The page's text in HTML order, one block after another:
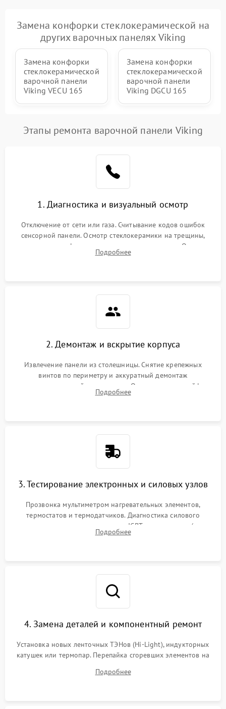
Замена конфорки стеклокерамической на
других варочных панелях Viking
Замена конфорки
стеклокерамической
варочной панели
Viking VECU 165
Замена конфорки
стеклокерамической
варочной панели
Viking DGCU 165
Этапы ремонта варочной панели Viking
1. Диагностика и визуальный осмотр
Отключение от сети или газа. Считывание кодов ошибок
сенсорной панели. Осмотр стеклокерамики на трещины,
проверка конфорок на равномерность нагрева. Опрос
клиента о симптомах (не включается, не видит посуду,
Подробнее
2. Демонтаж и вскрытие корпуса
Извлечение панели из столешницы. Снятие крепежных
винтов по периметру и аккуратный демонтаж
стеклокерамической поверхности. Отсоединение шлейфов
сенсорного блока для доступа к силовым платам, катушкам
Подробнее
3. Тестирование электронных и силовых узлов
Прозвонка мультиметром нагревательных элементов,
термостатов и термодатчиков. Диагностика силового
модуля, реле, диодных мостов и IGBT-транзисторов (для
индукции). Проверка кранов и газ-контроля (для газовых
Подробнее
4. Замена деталей и компонентный ремонт
Установка новых ленточных ТЭНов (Hi-Light), индукторных
катушек или термопар. Перепайка сгоревших элементов на
дорожек. Очистка контактов и замена поврежденной
Подробнее